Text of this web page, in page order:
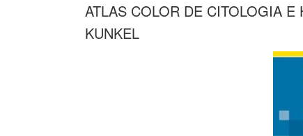
ATLAS COLOR DE CITOLOGIA
KUNKEL